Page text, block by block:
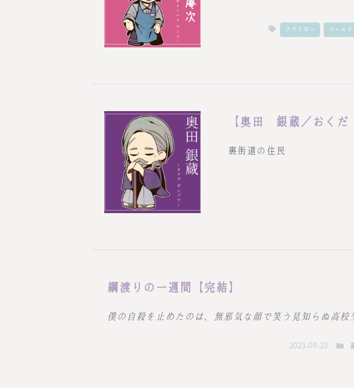
アウトロー , コール
【奥田 銀蔵／おくだ
裏街道の住民
綱渡りの一週間【完結】
僕の自殺を止めたのは、無邪気な顔で笑う見知らぬ高校
2023-09-23